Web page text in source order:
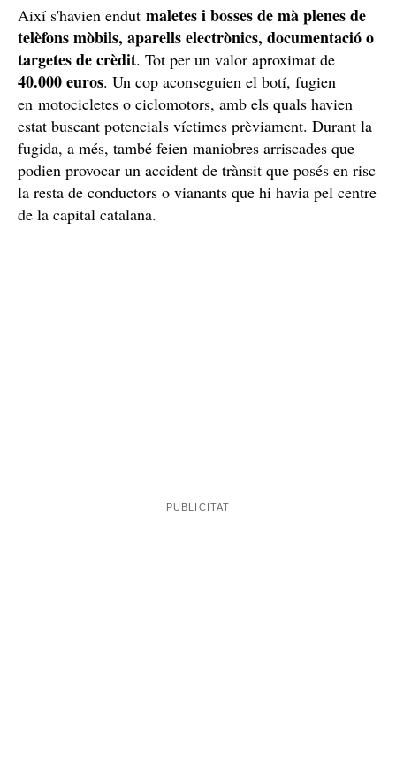
Així s'havien endut maletes i bosses de mà plenes de
telèfons mòbils, aparells electrònics, documentació o
targetes de crèdit. Tot per un valor aproximat de
40.000 euros. Un cop aconseguien el botí, fugien
en motocicletes o ciclomotors, amb els quals havien
estat buscant potencials víctimes prèviament. Durant la
fugida, a més, també feien maniobres arriscades que
podien provocar un accident de trànsit que posés en risc
la resta de conductors o vianants que hi havia pel centre
de la capital catalana.